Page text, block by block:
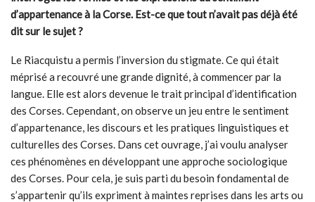
d’appartenance à la Corse. Est-ce que tout n’avait pas déjà été
dit sur le sujet ?
Le Riacquistu a permis l’inversion du stigmate. Ce qui était
méprisé a recouvré une grande dignité, à commencer par la
langue. Elle est alors devenue le trait principal d’identification
des Corses. Cependant, on observe un jeu entre le sentiment
d’appartenance, les discours et les pratiques linguistiques et
culturelles des Corses. Dans cet ouvrage, j’ai voulu analyser
ces phénomènes en développant une approche sociologique
des Corses. Pour cela, je suis parti du besoin fondamental de
s’appartenir qu’ils expriment à maintes reprises dans les arts ou